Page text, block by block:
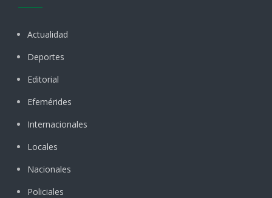
Actualidad
Deportes
Editorial
Efemérides
Internacionales
Locales
Nacionales
Policiales